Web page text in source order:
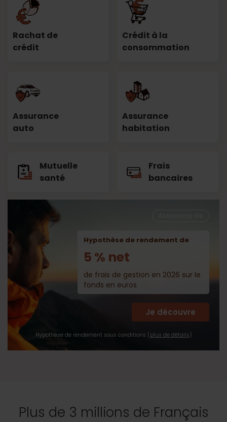
Rachat de
crédit
Crédit à la
consommation
Assurance
auto
Assurance
habitation
Mutuelle
santé
Frais
bancaires
Hypothèse de rendement de
5 % net
de frais de gestion en 2026 sur le
fonds en euros
Hypothèse de rendement sous conditions ( plus de détails )
Je découvre
Plus de 3 millions de Français